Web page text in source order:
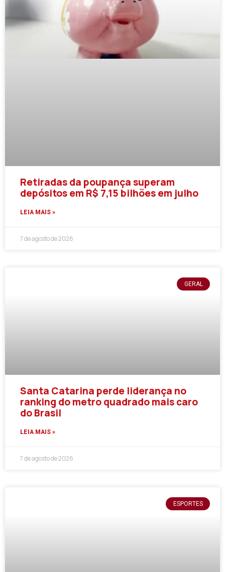
Retiradas da poupança superam
depósitos em R$ 7,15 bilhões em julho
LEIA MAIS »
7 de agosto de 2026
GERAL
Santa Catarina perde liderança no
ranking do metro quadrado mais caro
do Brasil
LEIA MAIS »
7 de agosto de 2026
ESPORTES